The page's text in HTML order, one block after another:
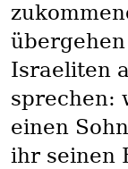
Israeliten
sprechen:
einen
ihr seinen